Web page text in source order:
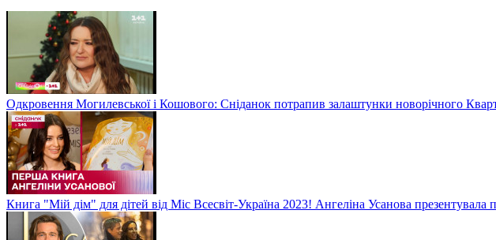
Одкровення Могилевської і Кошового: Сніданок потрапив залаштунки новорічного
Книга "Мій дім" для дітей від Міс Всесвіт-Україна 2023! Ангеліна Усанова презентувала